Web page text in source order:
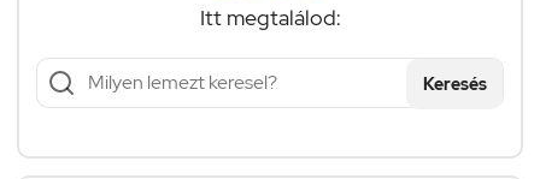
Itt megtalálod:
Keresés